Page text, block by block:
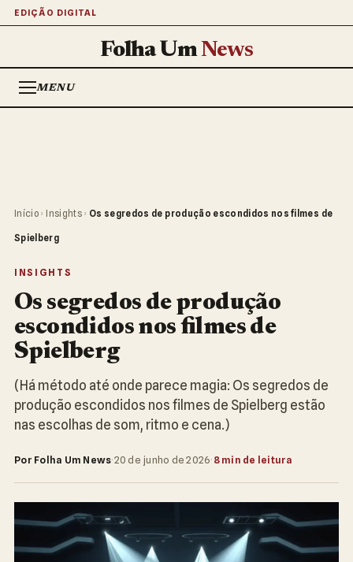
EDIÇÃO DIGITAL
Folha UmNews
MENU
Início › Insights › Os segredos de produção escondidos nos filmes de
Spielberg
INSIGHTS
Os segredos de produção
escondidos nos filmes de
Spielberg
(Há método até onde parece magia: Os segredos de
produção escondidos nos filmes de Spielberg estão
nas escolhas de som, ritmo e cena.)
Por Folha Um News·20 de junho de 2026· 8 min de leitura